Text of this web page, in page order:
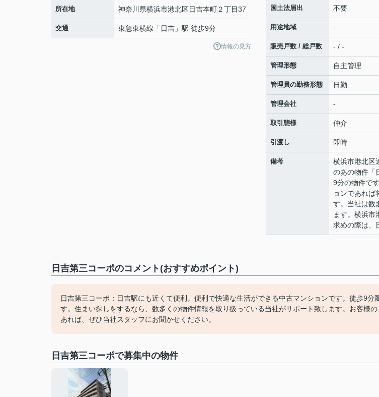
所在地 神奈川県横浜市港北区日吉本町２丁目37
交通 東急東横線 「 日吉 」駅 徒歩9分
情報の見方
国土法届出 不要
用途地域 -
販売戸数 / 総戸数 - / -
管理形態 自主管理
管理員の勤務形態 日勤
管理会社 -
取引態様 仲介
引渡し 即時
備考
横浜市港北区
のあの物件「
9分の物件で
ョンであれば
す。当社は数
ます。横浜市
求めの際は、
日吉第三コーポのコメント(おすすめポイント)
日吉第三コーポ：日吉駅にも近くて便利。便利で快適な生活ができる中古マンションです。徒歩9分
す。住まい探しをするなら、数多くの物件情報を取り扱っている当社がサポート致します。お客様
あれば、ぜひ当社スタッフにお聞かせください。
日吉第三コーポで募集中の物件